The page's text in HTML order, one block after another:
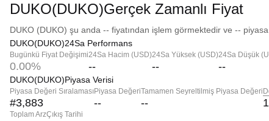
DUKO(DUKO)Gerçek Zamanlı Fiyat
DUKO (DUKO) şu anda -- fiyatından işlem görmektedir ve --
DUKO(DUKO)24Sa Performans
Bugünkü Fiyat Değişimi
0.00%
24Sa Hacim (USD)
--
24Sa Yüksek (USD)
--
24Sa Düşük
--
DUKO(DUKO)Piyasa Verisi
Piyasa Değeri Sıralaması
#3,883
Piyasa Değeri
--
Tamamen Seyreltilmiş Piyasa Değeri
--
Toplam ArzÇıkış Tarihi